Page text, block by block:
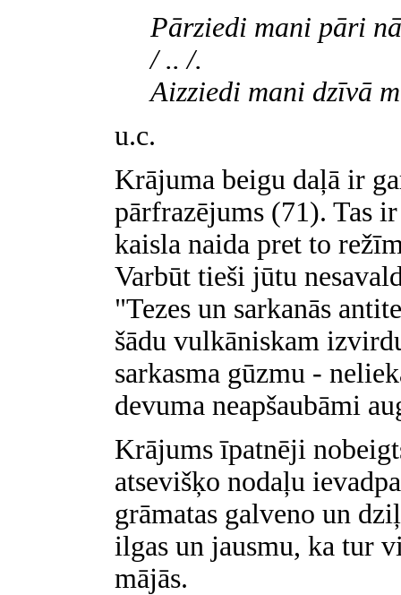
Pārziedi mani pāri
/ .. /.
Aizziedi mani dzīvā
u.c.
Krājuma beigu daļā ir
pārfrazējums (71). Tas
kaisla naida pret to
Varbūt tieši jūtu
"Tezes un sarkanās
šādu vulkāniskam
sarkasma gūzmu -
devuma neapšaubāmi
Krājums īpatnēji
atsevišķo nodaļu
grāmatas galveno un
ilgas un jausmu, ka tur
mājās.